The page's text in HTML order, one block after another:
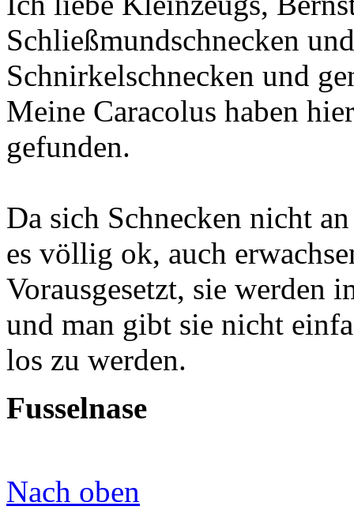
Schließmundschnecken
Schnirkelschnecken und
Meine Caracolus haben
gefunden.
Da sich Schnecken nicht
es völlig ok, auch
Vorausgesetzt, sie werden
und man gibt sie nicht
los zu werden.
Fusselnase
Nach oben